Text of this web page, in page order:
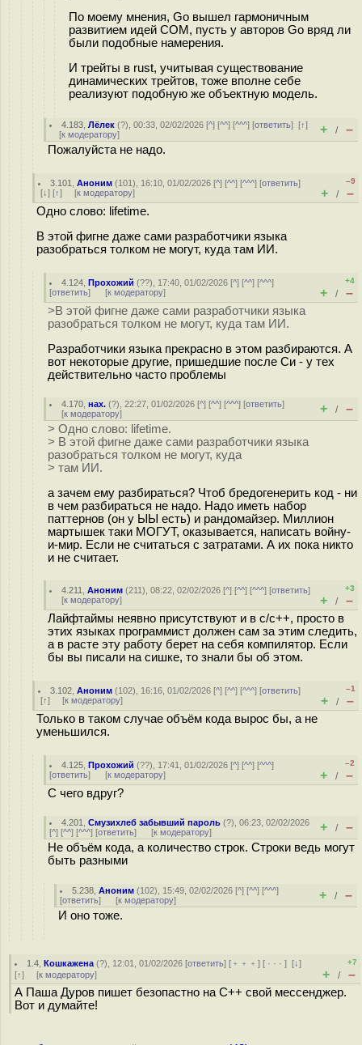
По моему мнения, Go вышел гармоничным
развитием идей COM, пусть у авторов Go вряд ли
были подобные намерения.
И трейты в rust, учитывая существование
динамических трейтов, тоже вполне себе
реализуют подобную же объектную модель.
4.183 ,Лёлек (?), 00:33, 02/02/2026 [^] [^^] [^^^] [ответить][↑]
[к модератору] + / –
Пожалуйста не надо.
3.101 ,Аноним (101), 16:10, 01/02/2026 [^] [^^] [^^^] [ответить]
[↓] [↑] [к модератору]
–9
+ / –
Одно слово: lifetime.
В этой фигне даже сами разработчики языка
разобраться толком не могут, куда там ИИ.
4.124 ,Прохожий (??), 17:40, 01/02/2026 [^] [^^] [^^^]
[ответить] [к модератору]
+4
+ / –
>В этой фигне даже сами разработчики языка
разобраться толком не могут, куда там ИИ.
Разработчики языка прекрасно в этом разбираются. А
вот некоторые другие, пришедшие после Си - у тех
действительно часто проблемы
4.170 ,нах. (?), 22:27, 01/02/2026 [^] [^^] [^^^] [ответить]
[к модератору] + / –
> Одно слово: lifetime.
> В этой фигне даже сами разработчики языка
разобраться толком не могут, куда
> там ИИ.
а зачем ему разбираться? Чтоб бредогенерить код - ни
в чем разбираться не надо. Надо иметь набор
паттернов (он у ЫЫ есть) и рандомайзер. Миллион
мартышек таки МОГУТ, оказывается, написать войну-
и-мир. Если не считаться с затратами. А их пока никто
и не считает.
4.211 ,Аноним (211), 08:22, 02/02/2026 [^] [^^] [^^^] [ответить]
[к модератору]
+3
+ / –
Лайфтаймы неявно присутствуют и в с/с++, просто в
этих языках программист должен сам за этим следить,
а в расте эту работу берет на себя компилятор. Если
бы вы писали на сишке, то знали бы об этом.
3.102 ,Аноним (102), 16:16, 01/02/2026 [^] [^^] [^^^] [ответить]
[↑] [к модератору]
–1
+ / –
Только в таком случае объём кода вырос бы, а не
уменьшился.
4.125 ,Прохожий (??), 17:41, 01/02/2026 [^] [^^] [^^^]
[ответить] [к модератору]
–2
+ / –
С чего вдруг?
4.201 ,Смузихлеб забывший пароль (?), 06:23, 02/02/2026
[^] [^^] [^^^] [ответить] [к модератору] + / –
Не объём кода, а количество строк. Строки ведь могут
быть разными
5.238 ,Аноним (102), 15:49, 02/02/2026 [^] [^^] [^^^]
[ответить] [к модератору] + / –
И оно тоже.
1.4 ,Кошкажена (?), 12:01, 01/02/2026 [ответить] [ ﹢﹢﹢] [ · · ·][↓]
[↑] [к модератору]
+7
+ / –
А Паша Дуров пишет безопастно на С++ свой мессенджер.
Вот и думайте!